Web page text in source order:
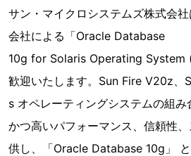
サン・マイクロシステムズ株式会
会社による「Oracle Database
10g for Solaris Operating System
歓迎いたします。Sun Fire V20z、
s オペレーティングシステムの組
かつ高いパフォーマンス、信頼性
供し、「Oracle Database 10g」 と